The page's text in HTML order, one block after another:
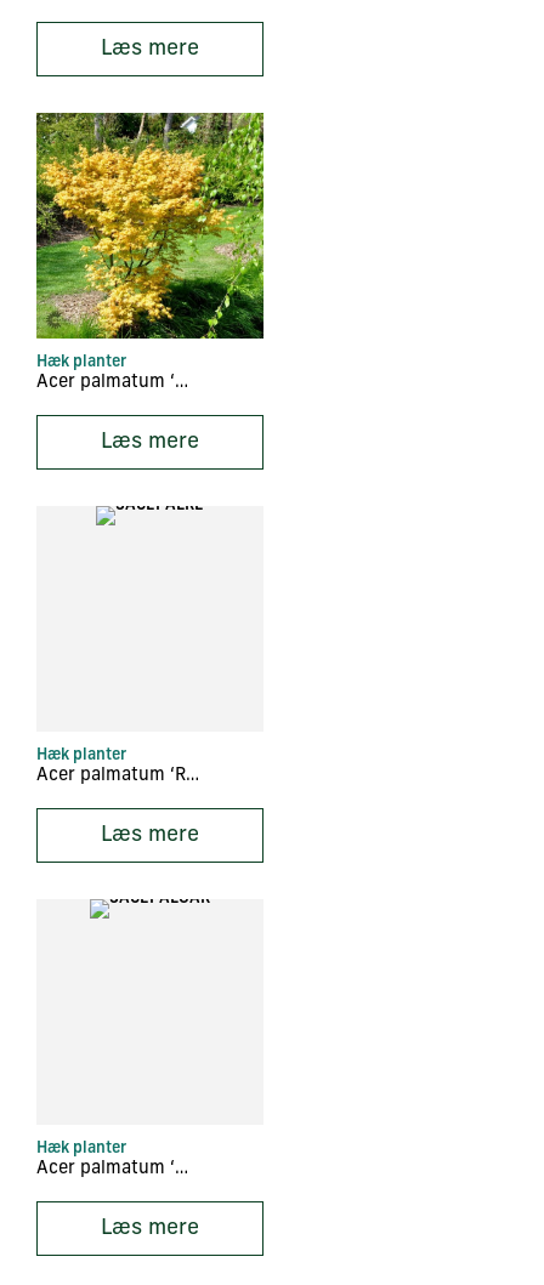
Læs mere
Hæk planter
Acer palmatum ‘Orange Dream’
Læs mere
Hæk planter
Acer palmatum ‘Red Pygmy’
Læs mere
Hæk planter
Acer palmatum ‘Dissectum Garnet’
Læs mere